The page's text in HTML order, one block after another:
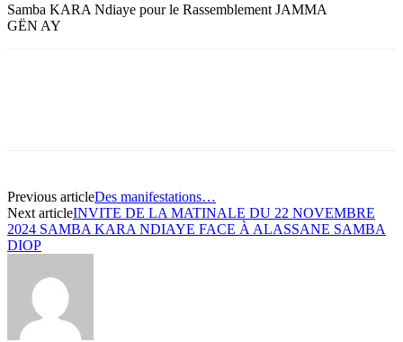
Samba KARA Ndiaye pour le Rassemblement JAMMA
GËN AY
Previous articleDes manifestations…
Next articleINVITE DE LA MATINALE DU 22 NOVEMBRE
2024 SAMBA KARA NDIAYE FACE À ALASSANE SAMBA
DIOP